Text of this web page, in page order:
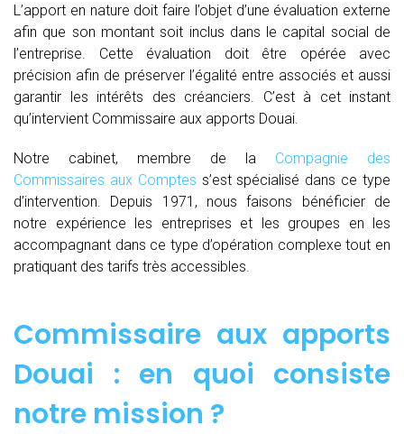
L’apport en nature doit faire l’objet d’une évaluation externe
afin que son montant soit inclus dans le capital social de
l’entreprise. Cette évaluation doit être opérée avec
précision afin de préserver l’égalité entre associés et aussi
garantir les intérêts des créanciers. C’est à cet instant
qu’intervient Commissaire aux apports Douai.
Notre cabinet, membre de la Compagnie des
Commissaires aux Comptes s’est spécialisé dans ce type
d’intervention. Depuis 1971, nous faisons bénéficier de
notre expérience les entreprises et les groupes en les
accompagnant dans ce type d’opération complexe tout en
pratiquant des tarifs très accessibles.
Commissaire aux apports
Douai : en quoi consiste
notre mission ?